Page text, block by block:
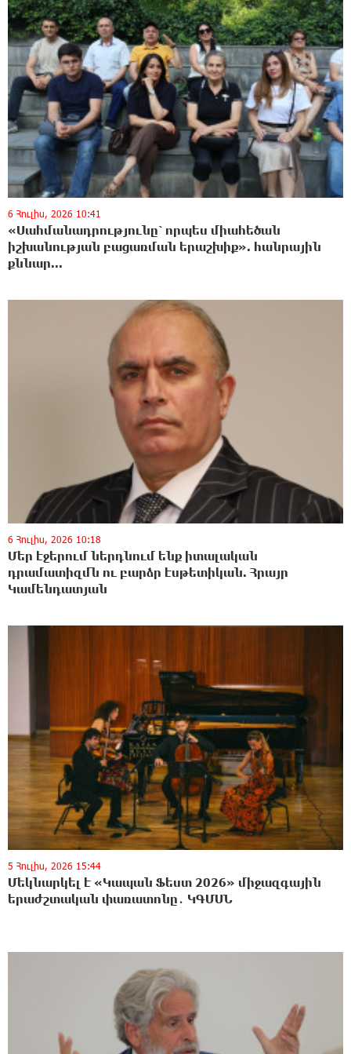
6 Հուլիս, 2026 10:41
«Սահմանադրությունը՝ որպես միահեծան
իշխանության բացառման երաշխիք». հանրային
քննար...
6 Հուլիս, 2026 10:18
Մեր էջերում ներդնում ենք իտալական
դրամատիզմն ու բարձր էսթետիկան. Հրայր
Կամենդատյան
5 Հուլիս, 2026 15:44
Մեկնարկել է «Կապան Ֆեստ 2026» միջազգային
երաժշտական փառատոնը․ ԿԳՄՍՆ